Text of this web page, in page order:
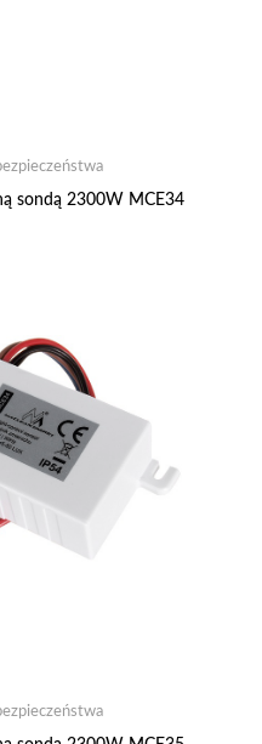
sondą 2300W MCE34